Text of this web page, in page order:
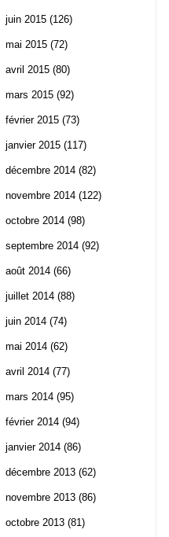
juin 2015 (126)
mai 2015 (72)
avril 2015 (80)
mars 2015 (92)
février 2015 (73)
janvier 2015 (117)
décembre 2014 (82)
novembre 2014 (122)
octobre 2014 (98)
septembre 2014 (92)
août 2014 (66)
juillet 2014 (88)
juin 2014 (74)
mai 2014 (62)
avril 2014 (77)
mars 2014 (95)
février 2014 (94)
janvier 2014 (86)
décembre 2013 (62)
novembre 2013 (86)
octobre 2013 (81)